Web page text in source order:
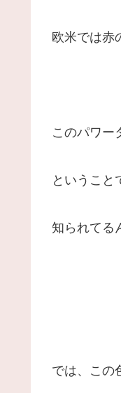
欧米では赤
このパワー
ということ
知られてる
では、この